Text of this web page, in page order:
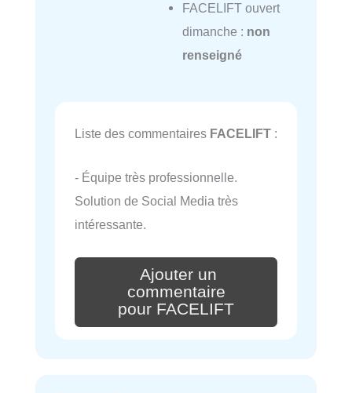
FACELIFT ouvert
dimanche : non
renseigné
Liste des commentaires FACELIFT :
- Équipe très professionnelle.
Solution de Social Media très
intéressante.
Ajouter un
commentaire
pour FACELIFT